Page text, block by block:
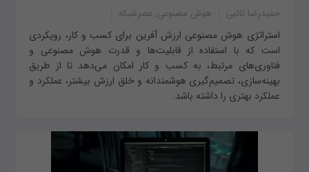
حمیدرضا تائبی هوش مصنوعی, عصرشبکه
استراتژی هوش مصنوعی ارزش آفرین برای کسب و کار، رویکردی
است که با استفاده از قابلیت‌ها و قدرت هوش مصنوعی و
فناوری‌های مرتبط، به کسب و کار امکان می‌دهد تا از طریق
بهینه‌سازی، تصمیم‌گیری هوشمندانه و خلق ارزش بیشتر، عملکرد و
عملکرد بهتری را داشته باشد.